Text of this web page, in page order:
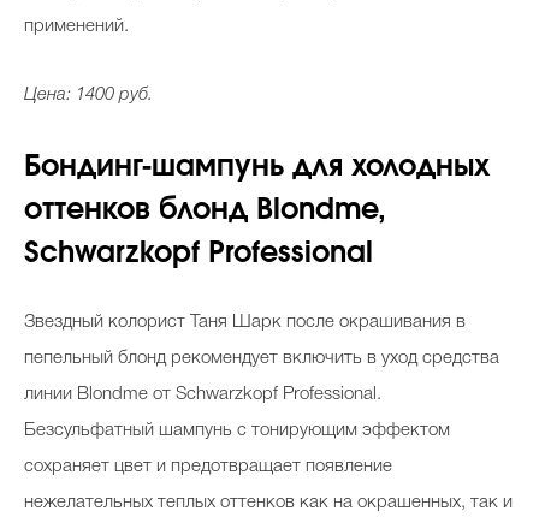
применений.
Цена: 1400 руб.
Бондинг-шампунь для холодных
оттенков блонд Blondme,
Schwarzkopf Professional
Звездный колорист Таня Шарк после окрашивания в
пепельный блонд рекомендует включить в уход средства
линии Blondme от Schwarzkopf Professional.
Безсульфатный шампунь с тонирующим эффектом
сохраняет цвет и предотвращает появление
нежелательных теплых оттенков как на окрашенных, так и